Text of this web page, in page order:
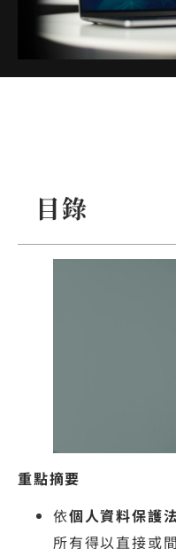
目錄
重點摘要
依個人資料保護
所有得以直接或